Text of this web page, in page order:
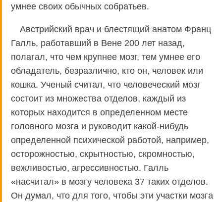
умнее своих обычных собратьев.
Австрийский врач и блестящий анатом Франц
Галль, работавший в Вене 200 лет назад,
полагал, что чем крупнее мозг, тем умнее его
обладатель, безразлично, кто он, человек или
кошка. Ученый считал, что человеческий мозг
состоит из множества отделов, каждый из
которых находится в определенном месте
головного мозга и руководит какой-нибудь
определенной психической работой, например,
осторожностью, скрытностью, скромностью,
вежливостью, агрессивностью. Галль
«насчитал» в мозгу человека 37 таких отделов.
Он думал, что для того, чтобы эти участки мозга